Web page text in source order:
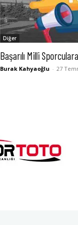
Diğer
Başarılı Milli
Burak Kahyaoğlu - 27